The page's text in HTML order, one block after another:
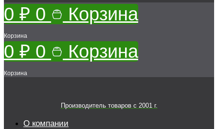
0 ₽ 0 Корзина
Корзина
0 ₽ 0 Корзина
Корзина
Производитель товаров c 2001 г.
О компании